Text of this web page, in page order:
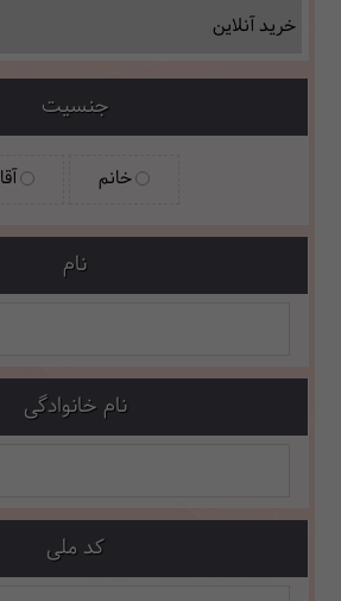
جنسیت
خانم آقا
نام
نام خانوادگی
کد ملی